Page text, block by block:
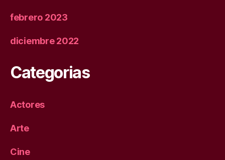
febrero 2023
diciembre 2022
Categorias
Actores
Arte
Cine